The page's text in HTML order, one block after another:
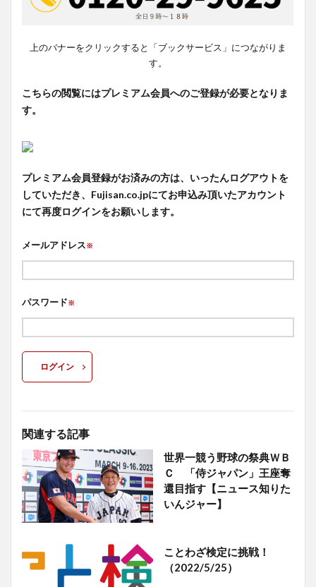
上のバナーをクリックすると「ブックサービス」につながりま
す。
こちらの閲覧にはプレミアム会員へのご登録が必要となりま
す。
プレミアム会員登録がお済みの方は、いったんログアウトを
していただき、Fujisan.co.jpにてお申込み頂いたアカウント
にて再度ログインをお願いします。
メールアドレス※
パスワード※
ログイン
関連する記事
世界一競う野球の祭典ＷＢ
Ｃ 「侍ジャパン」王座奪
還目指す【ニュース知りた
いんジャー】
ことわざ検定に挑戦！
（2022/5/25）